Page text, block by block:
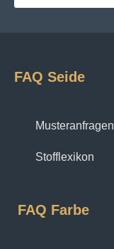
FAQ Seide
Musteranfragen
Stofflexikon
FAQ Farbe